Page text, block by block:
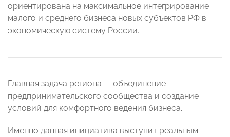
ориентирована на максимальное интегрирование
малого и среднего бизнеса новых субъектов РФ в
экономическую систему России.
Главная задача региона — объединение
предпринимательского сообщества и создание
условий для комфортного ведения бизнеса.
Именно данная инициатива выступит реальным